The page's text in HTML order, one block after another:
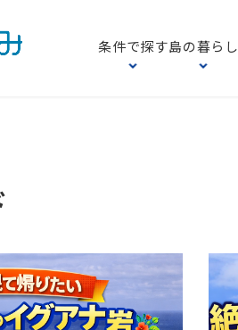
条件で探す島の暮らし